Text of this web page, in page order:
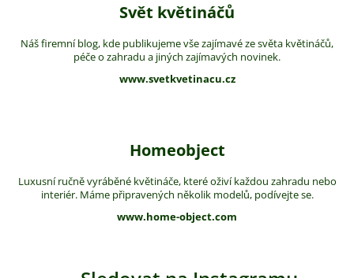
Svět květináčů
Náš firemní blog, kde publikujeme vše zajímavé ze světa květináčů,
péče o zahradu a jiných zajímavých novinek.
www.svetkvetinacu.cz
Homeobject
Luxusní ručně vyráběné květináče, které oživí každou zahradu nebo
interiér. Máme připravených několik modelů, podívejte se.
www.home-object.com